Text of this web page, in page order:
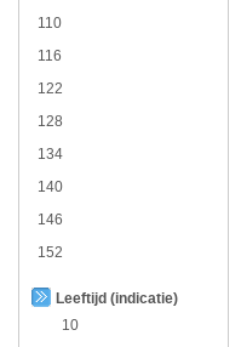
110
116
122
128
134
140
146
152
Leeftijd (indicatie)
10